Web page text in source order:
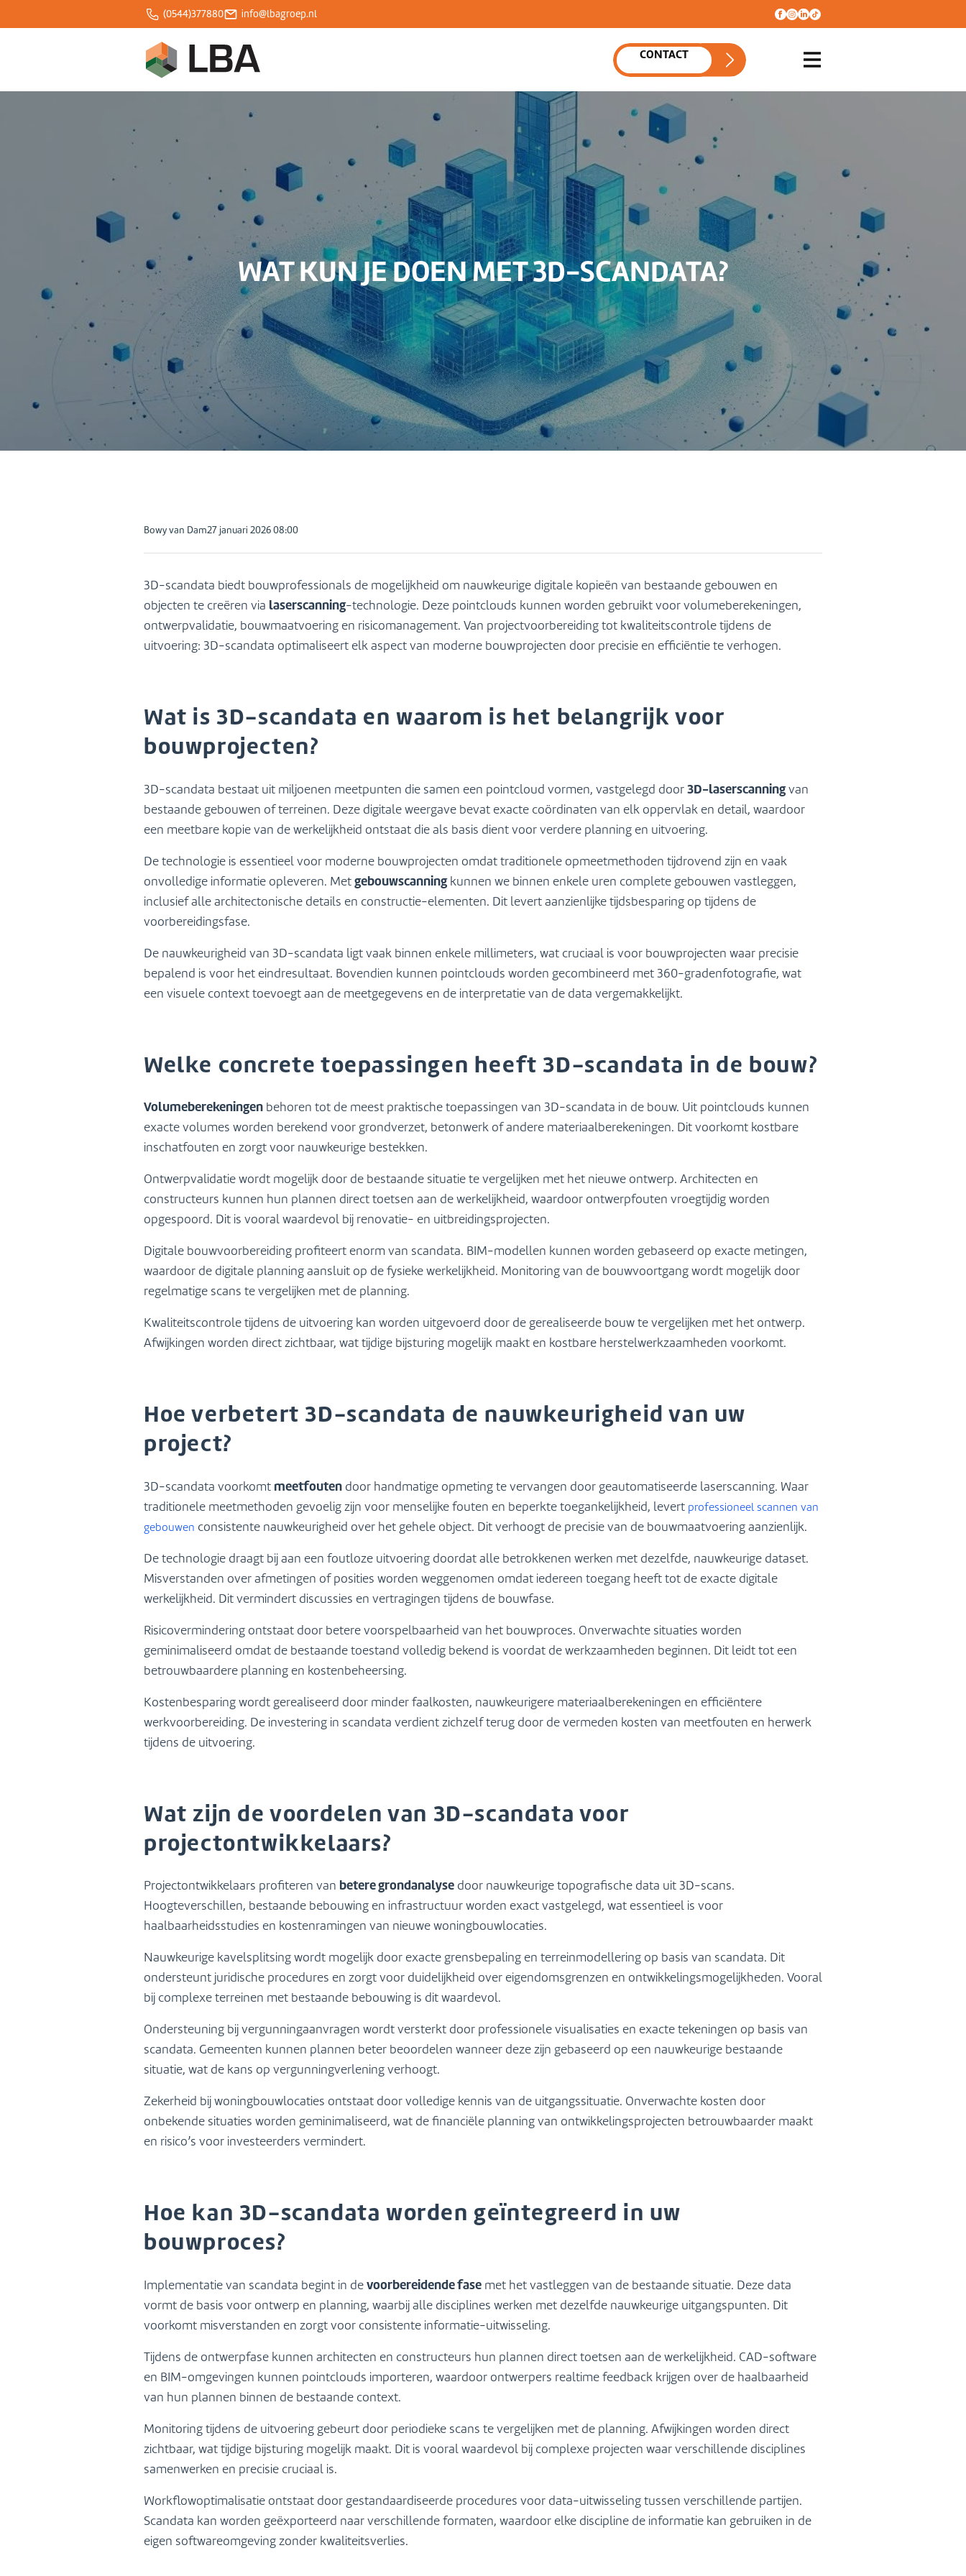
(0544)377880 info@lbagroep.nl
Werken bij
CONTACT
WAT KUN JE DOEN MET 3D-SCANDATA?
Posted
Bowy van Dam27 januari 2026 08:00
3D-scandata biedt bouwprofessionals de mogelijkheid om nauwkeurige digitale kopieën van bestaande gebouwen en
objecten te creëren via laserscanning-technologie. Deze pointclouds kunnen worden gebruikt voor volumeberekeningen,
ontwerpvalidatie, bouwmaatvoering en risicomanagement. Van projectvoorbereiding tot kwaliteitscontrole tijdens de
uitvoering: 3D-scandata optimaliseert elk aspect van moderne bouwprojecten door precisie en efficiëntie te verhogen.
Wat is 3D-scandata en waarom is het belangrijk voor
bouwprojecten?
3D-scandata bestaat uit miljoenen meetpunten die samen een pointcloud vormen, vastgelegd door3D-laserscanningvan
bestaande gebouwen of terreinen. Deze digitale weergave bevat exacte coördinaten van elk oppervlak en detail, waardoor
een meetbare kopie van de werkelijkheid ontstaat die als basis dient voor verdere planning en uitvoering.
De technologie is essentieel voor moderne bouwprojecten omdat traditionele opmeetmethoden tijdrovend zijn en vaak
onvolledige informatie opleveren. Metgebouwscanningkunnen we binnen enkele uren complete gebouwen vastleggen,
inclusief alle architectonische details en constructie-elementen. Dit levert aanzienlijke tijdsbesparing op tijdens de
voorbereidingsfase.
De nauwkeurigheid van 3D-scandata ligt vaak binnen enkele millimeters, wat cruciaal is voor bouwprojecten waar precisie
bepalend is voor het eindresultaat. Bovendien kunnen pointclouds worden gecombineerd met 360-gradenfotografie, wat
een visuele context toevoegt aan de meetgegevens en de interpretatie van de data vergemakkelijkt.
Welke concrete toepassingen heeft 3D-scandata in de bouw?
Volumeberekeningen behoren tot de meest praktische toepassingen van 3D-scandata in de bouw. Uit pointclouds kunnen
exacte volumes worden berekend voor grondverzet, betonwerk of andere materiaalberekeningen. Dit voorkomt kostbare
inschatfouten en zorgt voor nauwkeurige bestekken.
Ontwerpvalidatie wordt mogelijk door de bestaande situatie te vergelijken met het nieuwe ontwerp. Architecten en
constructeurs kunnen hun plannen direct toetsen aan de werkelijkheid, waardoor ontwerpfouten vroegtijdig worden
opgespoord. Dit is vooral waardevol bij renovatie- en uitbreidingsprojecten.
Digitale bouwvoorbereiding profiteert enorm van scandata. BIM-modellen kunnen worden gebaseerd op exacte metingen,
waardoor de digitale planning aansluit op de fysieke werkelijkheid. Monitoring van de bouwvoortgang wordt mogelijk door
regelmatige scans te vergelijken met de planning.
Kwaliteitscontrole tijdens de uitvoering kan worden uitgevoerd door de gerealiseerde bouw te vergelijken met het ontwerp.
Afwijkingen worden direct zichtbaar, wat tijdige bijsturing mogelijk maakt en kostbare herstelwerkzaamheden voorkomt.
Hoe verbetert 3D-scandata de nauwkeurigheid van uw
project?
3D-scandata voorkomt meetfouten door handmatige opmeting te vervangen door geautomatiseerde laserscanning. Waar
traditionele meetmethoden gevoelig zijn voor menselijke fouten en beperkte toegankelijkheid, levert professioneel scannen van
gebouwen consistente nauwkeurigheid over het gehele object. Dit verhoogt de precisie van de bouwmaatvoering aanzienlijk.
De technologie draagt bij aan een foutloze uitvoering doordat alle betrokkenen werken met dezelfde, nauwkeurige dataset.
Misverstanden over afmetingen of posities worden weggenomen omdat iedereen toegang heeft tot de exacte digitale
werkelijkheid. Dit vermindert discussies en vertragingen tijdens de bouwfase.
Risicovermindering ontstaat door betere voorspelbaarheid van het bouwproces. Onverwachte situaties worden
geminimaliseerd omdat de bestaande toestand volledig bekend is voordat de werkzaamheden beginnen. Dit leidt tot een
betrouwbaardere planning en kostenbeheersing.
Kostenbesparing wordt gerealiseerd door minder faalkosten, nauwkeurigere materiaalberekeningen en efficiëntere
werkvoorbereiding. De investering in scandata verdient zichzelf terug door de vermeden kosten van meetfouten en herwerk
tijdens de uitvoering.
Wat zijn de voordelen van 3D-scandata voor
projectontwikkelaars?
Projectontwikkelaars profiteren van betere grondanalyse door nauwkeurige topografische data uit 3D-scans.
Hoogteverschillen, bestaande bebouwing en infrastructuur worden exact vastgelegd, wat essentieel is voor
haalbaarheidsstudies en kostenramingen van nieuwe woningbouwlocaties.
Nauwkeurige kavelsplitsing wordt mogelijk door exacte grensbepaling en terreinmodellering op basis van scandata. Dit
ondersteunt juridische procedures en zorgt voor duidelijkheid over eigendomsgrenzen en ontwikkelingsmogelijkheden. Vooral
bij complexe terreinen met bestaande bebouwing is dit waardevol.
Ondersteuning bij vergunningaanvragen wordt versterkt door professionele visualisaties en exacte tekeningen op basis van
scandata. Gemeenten kunnen plannen beter beoordelen wanneer deze zijn gebaseerd op een nauwkeurige bestaande
situatie, wat de kans op vergunningverlening verhoogt.
Zekerheid bij woningbouwlocaties ontstaat door volledige kennis van de uitgangssituatie. Onverwachte kosten door
onbekende situaties worden geminimaliseerd, wat de financiële planning van ontwikkelingsprojecten betrouwbaarder maakt
en risico’s voor investeerders vermindert.
Hoe kan 3D-scandata worden geïntegreerd in uw
bouwproces?
Implementatie van scandata begint in devoorbereidende fase met het vastleggen van de bestaande situatie. Deze data
vormt de basis voor ontwerp en planning, waarbij alle disciplines werken met dezelfde nauwkeurige uitgangspunten. Dit
voorkomt misverstanden en zorgt voor consistente informatie-uitwisseling.
Tijdens de ontwerpfase kunnen architecten en constructeurs hun plannen direct toetsen aan de werkelijkheid. CAD-software
en BIM-omgevingen kunnen pointclouds importeren, waardoor ontwerpers realtime feedback krijgen over de haalbaarheid
van hun plannen binnen de bestaande context.
Monitoring tijdens de uitvoering gebeurt door periodieke scans te vergelijken met de planning. Afwijkingen worden direct
zichtbaar, wat tijdige bijsturing mogelijk maakt. Dit is vooral waardevol bij complexe projecten waar verschillende disciplines
samenwerken en precisie cruciaal is.
Workflowoptimalisatie ontstaat door gestandaardiseerde procedures voor data-uitwisseling tussen verschillende partijen.
Scandata kan worden geëxporteerd naar verschillende formaten, waardoor elke discipline de informatie kan gebruiken in de
eigen softwareomgeving zonder kwaliteitsverlies.